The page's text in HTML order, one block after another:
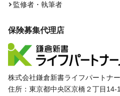
監修者・執筆者
保険募集代理店
株式会社鎌倉新書ライフパートナ
住所：東京都中央区京橋２丁目